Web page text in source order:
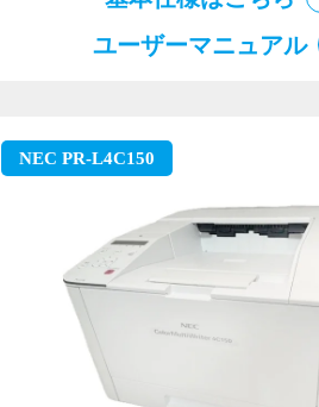
ユーザーマニュアル
NEC PR-L4C150